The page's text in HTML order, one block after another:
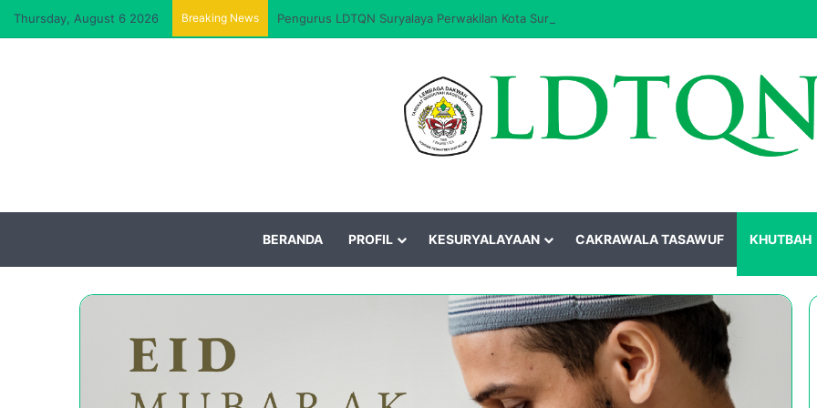
Thursday, August 6 2026 Breaking News Pengurus LDTQN Suryalaya Perwakilan Kota Surakarta Masa Khidmat 2026–2031 Resmi Dilantik
BERANDA PROFIL KESURYALAYAAN CAKRAWALA TASAWUF KHUTBAH